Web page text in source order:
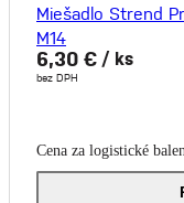
Miešadlo Strend
M14
6,30 € / ks
bez DPH
Cena za logistické